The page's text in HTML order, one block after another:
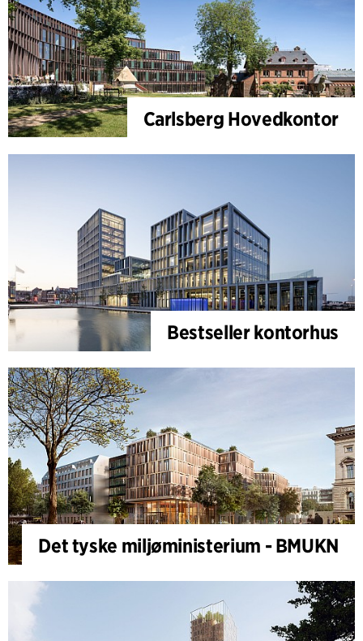
Carlsberg Hovedkontor
Bestseller kontorhus
Det tyske miljøministerium - BMUKN